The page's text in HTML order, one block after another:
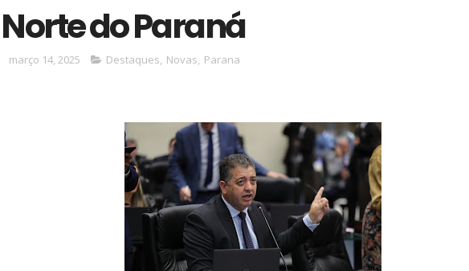
Norte do Paraná
março 14, 2025 Destaques, Novas, Parana